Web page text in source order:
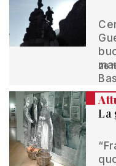
26
La